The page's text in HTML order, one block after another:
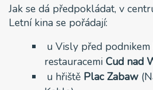
Jak se dá předpokládat, v
Letní kina se pořádají:
u Visly před podnikem
restauracemi Cud nad
u hřiště Plac Zabaw